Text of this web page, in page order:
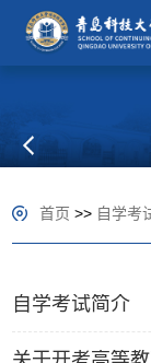
首页 >> 自学考
自学考试简介